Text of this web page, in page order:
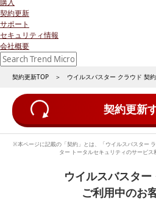
購入
契約更新
サポート
セキュリティ情報
会社概要
契約更新TOP ＞ ウイルスバスター クラウド 契
契約更新
※本ページに記載の「契約」とは、「ウイルスバスター
ター トータルセキュリティのサービス
ウイルスバスター
ご利用中のお